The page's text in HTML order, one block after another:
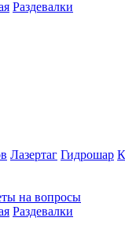
Раздевалки
Лазертаг Гидрошар
на вопросы
Раздевалки